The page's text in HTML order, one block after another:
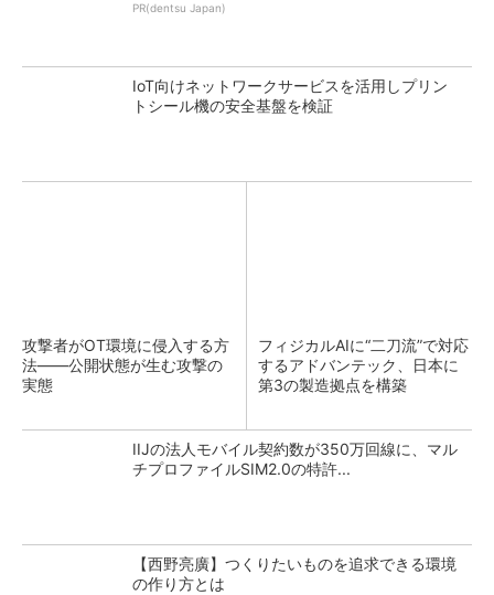
PR(dentsu Japan)
IoT向けネットワークサービスを活用しプリン
トシール機の安全基盤を検証
攻撃者がOT環境に侵入する方
法――公開状態が生む攻撃の
実態
フィジカルAIに“二刀流”で対応
するアドバンテック、日本に
第3の製造拠点を構築
IIJの法人モバイル契約数が350万回線に、マル
チプロファイルSIM2.0の特許...
【西野亮廣】つくりたいものを追求できる環境
の作り方とは